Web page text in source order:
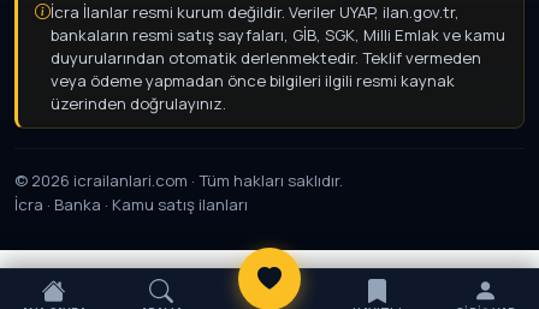
İcra İlanlar resmi kurum değildir. Veriler UYAP, ilan.gov.tr,
bankaların resmi satış sayfaları, GİB, SGK, Milli Emlak ve kamu
duyurularından otomatik derlenmektedir. Teklif vermeden
veya ödeme yapmadan önce bilgileri ilgili resmi kaynak
üzerinden doğrulayınız.
© 2026 icrailanlari.com · Tüm hakları saklıdır.
İcra · Banka · Kamu satış ilanları